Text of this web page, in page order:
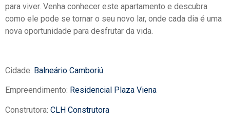
para viver. Venha conhecer este apartamento e descubra
como ele pode se tornar o seu novo lar, onde cada dia é uma
nova oportunidade para desfrutar da vida.
Cidade: Balneário Camboriú
Empreendimento: Residencial Plaza Viena
Construtora: CLH Construtora